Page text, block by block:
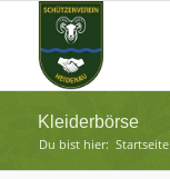
Kleiderbörse
Du bist hier: Startseite